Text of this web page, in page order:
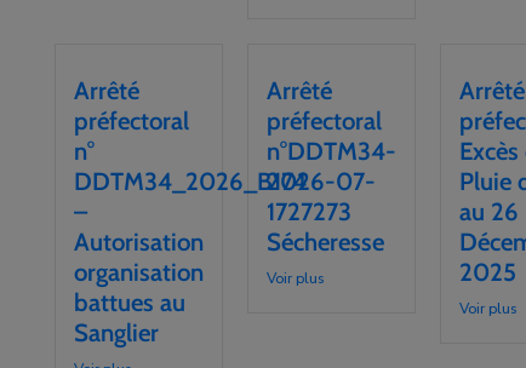
Arrêté
préfectoral
n°
DDTM34_2026_B174
–
Autorisation
organisation
battues au
Sanglier
Arrêté
préfectoral
n°DDTM34-
2026-07-
1727273
Sécheresse
Voir plus
Arrêté
Excès
Pluie
au 26
2025
Voir plus